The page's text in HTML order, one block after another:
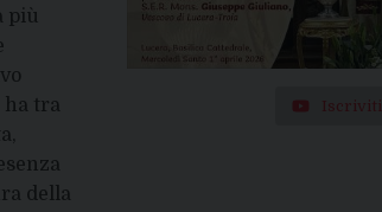
più
ha tra
della
Iscriviti